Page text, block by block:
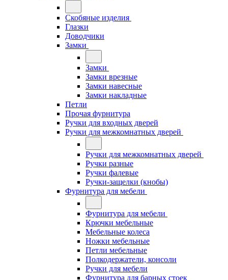
Скобяные изделия
Глазки
Доводчики
Замки
Замки
Замки врезные
Замки навесные
Замки накладные
Петли
Прочая фурнитура
Ручки для входных дверей
Ручки для межкомнатных дверей
Ручки для межкомнатных дверей
Ручки разные
Ручки фалевые
Ручки-защелки (кнобы)
Фурнитура для мебели
Фурнитура для мебели
Крючки мебельные
Мебельные колеса
Ножки мебельные
Петли мебельные
Полкодержатели, консоли
Ручки для мебели
Фурнитура для барных стоек